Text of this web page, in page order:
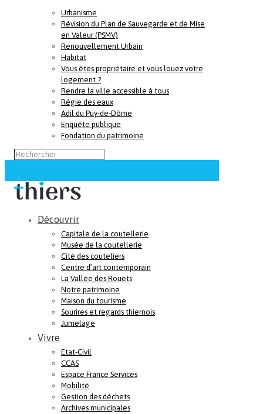
Urbanisme
Révision du Plan de Sauvegarde et de Mise
en Valeur (PSMV)
Renouvellement Urbain
Habitat
Vous êtes propriétaire et vous louez votre
logement ?
Rendre la ville accessible à tous
Régie des eaux
Adil du Puy-de-Dôme
Enquête publique
Fondation du patrimoine
Découvrir
Capitale de la coutellerie
Musée de la coutellerie
Cité des couteliers
Centre d’art contemporain
La Vallée des Rouets
Notre patrimoine
Maison du tourisme
Sourires et regards thiernois
Jumelage
Vivre
Etat-Civil
CCAS
Espace France Services
Mobilité
Gestion des déchets
Archives municipales